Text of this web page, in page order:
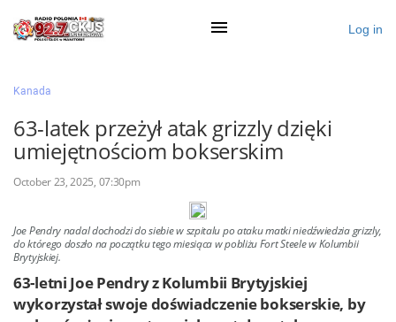
Ogłoś się
Działy
Zaloguj przez Clascal
×
Log in
Kanada
63-latek przeżył atak grizzly dzięki
umiejętnościom bokserskim
October 23, 2025, 07:30pm
Joe Pendry nadal dochodzi do siebie w szpitalu po ataku matki niedźwiedzia grizzly,
do którego doszło na początku tego miesiąca w pobliżu Fort Steele w Kolumbii
Brytyjskiej.
63-letni Joe Pendry z Kolumbii Brytyjskiej
wykorzystał swoje doświadczenie bokserskie, by